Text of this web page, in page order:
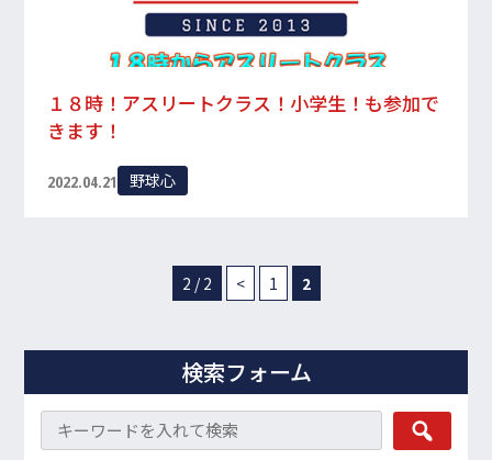
１８時！アスリートクラス！小学生！も参加で
きます！
2022.04.21 野球心
2 / 2 < 1 2
検索フォーム